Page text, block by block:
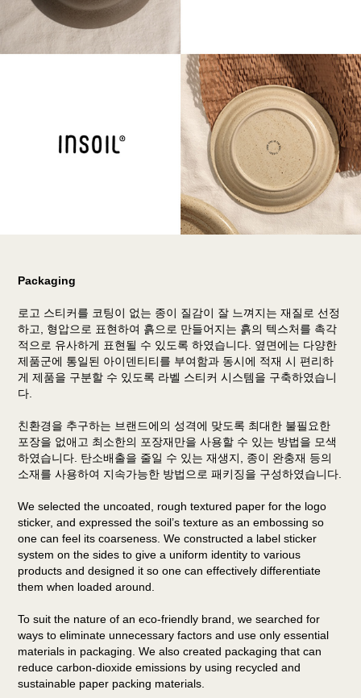
Packaging
로고 스티커를 코팅이 없는 종이 질감이 잘 느껴지는 재질로 선정
하고, 형압으로 표현하여 흙으로 만들어지는 흙의 텍스처를 촉각
적으로 유사하게 표현될 수 있도록 하였습니다. 옆면에는 다양한
제품군에 통일된 아이덴티티를 부여함과 동시에 적재 시 편리하
게 제품을 구분할 수 있도록 라벨 스티커 시스템을 구축하였습니
다.
친환경을 추구하는 브랜드에의 성격에 맞도록 최대한 불필요한
포장을 없애고 최소한의 포장재만을 사용할 수 있는 방법을 모색
하였습니다. 탄소배출을 줄일 수 있는 재생지, 종이 완충재 등의
소재를 사용하여 지속가능한 방법으로 패키징을 구성하였습니다.
We selected the uncoated, rough textured paper for the logo
sticker, and expressed the soil’s texture as an embossing so
one can feel its coarseness. We constructed a label sticker
system on the sides to give a uniform identity to various
products and designed it so one can effectively differentiate
them when loaded around.
To suit the nature of an eco-friendly brand, we searched for
ways to eliminate unnecessary factors and use only essential
materials in packaging. We also created packaging that can
reduce carbon-dioxide emissions by using recycled and
sustainable paper packing materials.